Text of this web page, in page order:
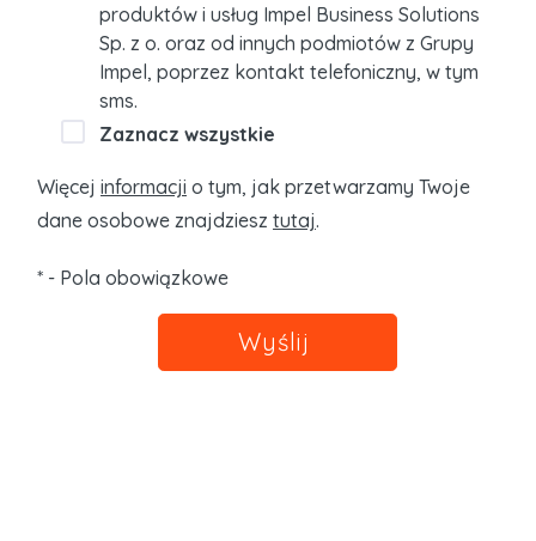
produktów i usług Impel Business Solutions
Sp. z o. oraz od innych podmiotów z Grupy
Impel, poprzez kontakt telefoniczny, w tym
sms.
Zaznacz wszystkie
Więcej informacji o tym, jak przetwarzamy Twoje
dane osobowe znajdziesz tutaj.
* - Pola obowiązkowe
Wyślij